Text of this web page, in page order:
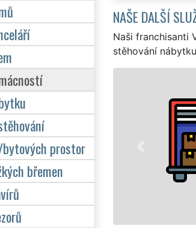
NAŠE DALŠÍ
Naši franchisanti
stěhování
STĚHOVÁNÍ PRAHA 6 -
Naše franchisová síť
stěhovací servis na
služby stěhování NON-
domácnosti, tak pro
kvalitně odvedené práce.
prostor
břemen